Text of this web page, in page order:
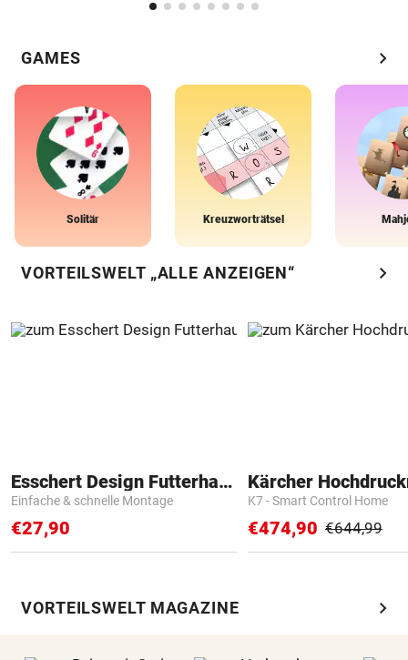
GAMES chevron_right
Solitär Kreuzworträtsel
VORTEILSWELT „ALLE ANZEIGEN“ chevron_right
Esschert Design Futterhaus
Einfache & schnelle Montage
€27,90
Kärcher
K7 - Smart Control Home
€474,90 €644,99
VORTEILSWELT MAGAZINE chevron_right